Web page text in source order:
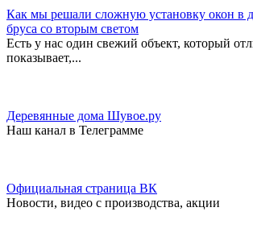
Как мы решали сложную установку окон в
бруса со вторым светом
Есть у нас один свежий объект, который
показывает,...
Деревянные дома Шувое.ру
Наш канал в Телеграмме
Официальная страница ВК
Новости, видео с производства, акции